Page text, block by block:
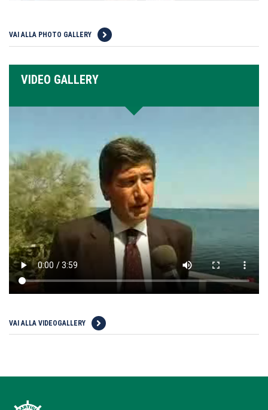
VAI ALLA PHOTO GALLERY
VIDEO GALLERY
VAI ALLA VIDEOGALLERY